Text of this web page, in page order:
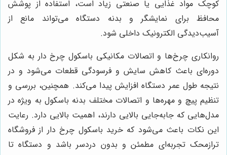
کوچک مواد غذایی یا صنعتی زیاد است، استفاده از پوشش
محافظ برای نمایشگر و بدنه دستگاه می‌تواند مانع از
آسیب‌دیدگی الکترونیک داخلی شود.
روانکاری چرخ‌ها و اتصالات مکانیکی باسکول چرخ دار به شکل
دوره‌ای باعث کاهش سایش و فرسودگی قطعات می‌شود و در
نتیجه طول عمر دستگاه افزایش پیدا می‌کند. همچنین، بررسی و
تنظیم پیچ و مهره‌ها و اتصالات مختلف بدنه باسکول به ویژه در
مدل‌هایی که جابه‌جایی بالایی دارند، اهمیت بالایی دارد. رعایت
این نکات باعث می‌شود که خرید باسکول چرخ دار از فروشگاه
ترازمحک تجربه‌ای مطمئن و بدون دردسر باشد و دستگاه تا